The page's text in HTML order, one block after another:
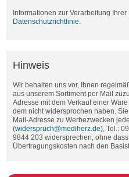
Informationen zur Verarbeitung
Datenschutzrichtlinie
Hinweis
Wir behalten uns vor, Ihnen
aus unserem Sortiment per Mail
Adresse mit dem Verkauf einer
dem nicht widersprochen haben.
Mail-Adresse zu Werbezwecken
(widerspruch@mediherz.de), Tel.:
9844 203 widersprechen, ohne
Übertragungskosten nach den